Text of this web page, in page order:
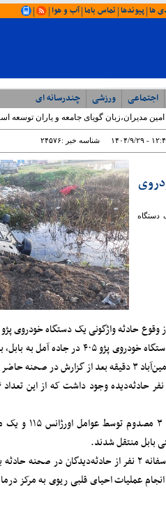
ها| پیوندها| تماس باما| آب و هوا|
|
اجتماعی ورزشی چندرسانه ای
امین مدیران،زبان گویای جامعه و یاران
۹/۲۹ - ۱۲:۴۸ شناسه خبر :۲۴۵۷۶
دستگاه
آمل به بابل خبر داد و گفت: انحراف و واژگونی یک دستگاه خودروی
حاضر شد.
او ادامه داد: پس از اقدامات
بابل منتقل شدند.
فخاری اشرفی با اشاره به وضعیت فوتی‌ها گفت: متأسفانه ۲ نفر از حادثه‌دیدگان
عملیات احیای قلبی ریوی به مرکز